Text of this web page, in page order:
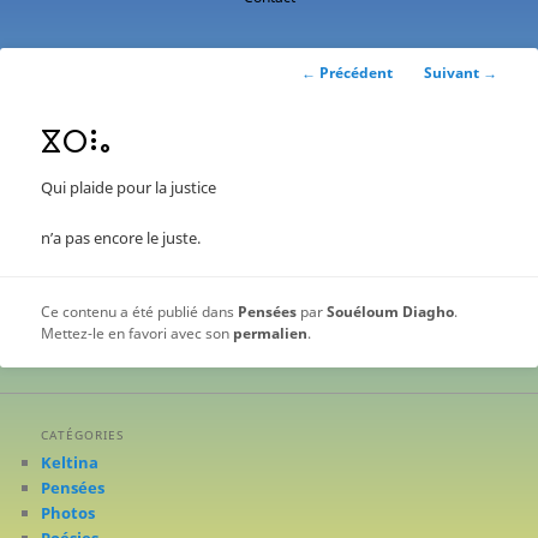
Navigation
← Précédent Suivant →
ⴵⵔⵗⴰ
Qui plaide pour la justice
n’a pas encore le juste.
Ce contenu a été publié dans Pensées parSouéloum Diagho.
Mettez-le en favori avec son permalien.
CATÉGORIES
Keltina
Pensées
Photos